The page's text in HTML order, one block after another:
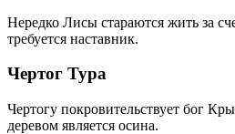
Нередко Лисы стараются жить за
требуется наставник.
Чертог Тура
Чертогу покровительствует бог
деревом является осина.